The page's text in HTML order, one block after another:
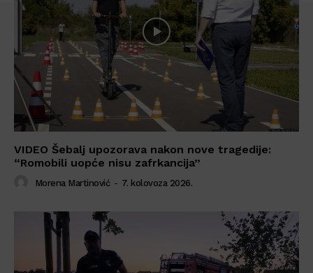
VIDEO Šebalj upozorava nakon nove tragedije:
“Romobili uopće nisu zafrkancija”
Morena Martinović - 7. kolovoza 2026.